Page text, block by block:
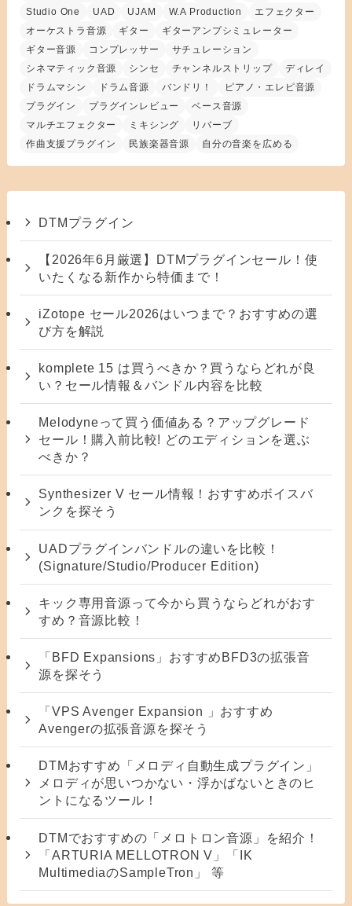
Studio One
UAD UJAM W.A Production
エフェクター
オーケストラ音源
ギター
ギターアンプシミュレーター
ギター音源
コンプレッサー
サチュレーション
シネマティック音源
シンセ チャンネルストリップ
ディレイ
ドラムマシン
ドラム音源 バンドリ！
ピアノ・エレピ音源
プラグイン
プラグインレビュー
ベース音源
マルチエフェクター
ミキシング
リバーブ
作曲支援プラグイン
民族楽器音源 自分の音楽を広める
DTMプラグイン
【2026年6月厳選】DTMプラグインセール！使
いたくなる新作から特価まで！
iZotope セール2026はいつまで？おすすめの選
び方を解説
komplete 15 は買うべきか？買うならどれが良
い？セール情報＆バンドル内容を比較
Melodyneって買う価値ある？アップグレード
セール！購入前比較! どのエディションを選ぶ
べきか？
Synthesizer V セール情報！おすすめボイスバ
ンクを探そう
UADプラグインバンドルの違いを比較！
(Signature/Studio/Producer Edition)
キック専用音源って今から買うならどれがおす
すめ？音源比較！
「BFD Expansions」おすすめBFD3の拡張音
源を探そう
「VPS Avenger Expansion 」おすすめ
Avengerの拡張音源を探そう
DTMおすすめ「メロディ自動生成プラグイン」
メロディが思いつかない・浮かばないときのヒ
ントになるツール！
DTMでおすすめの「メロトロン音源」を紹介！
「ARTURIA MELLOTRON V」「IK
MultimediaのSampleTron」 等